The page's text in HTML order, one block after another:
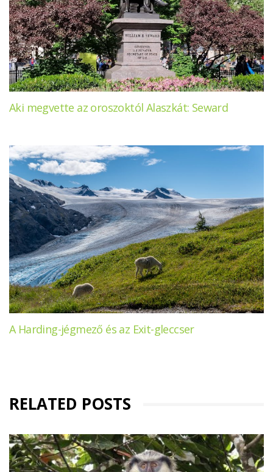
Aki megvette az oroszoktól Alaszkát: Seward
A Harding-jégmező és az Exit-gleccser
RELATED POSTS